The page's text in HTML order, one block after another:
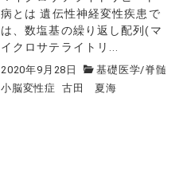
病とは 遺伝性神経変性疾患で
は、数塩基の繰り返し配列(マ
イクロサテライトリ...
2020年9月28日 基礎医学/脊髄
小脳変性症
古田 夏海